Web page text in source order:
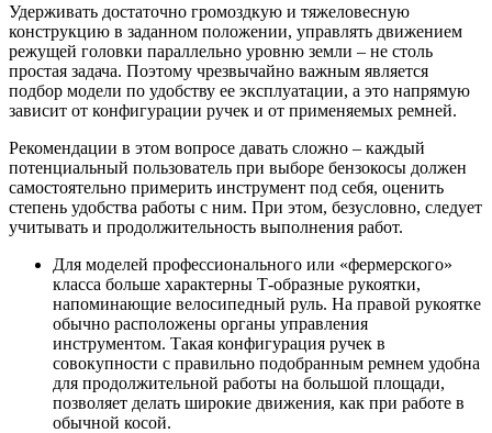
Удерживать достаточно громоздкую и тяжеловесную
конструкцию в заданном положении, управлять движением
режущей головки параллельно уровню земли – не столь
простая задача. Поэтому чрезвычайно важным является
подбор модели по удобству ее эксплуатации, а это напрямую
зависит от конфигурации ручек и от применяемых ремней.
Рекомендации в этом вопросе давать сложно – каждый
потенциальный пользователь при выборе бензокосы должен
самостоятельно примерить инструмент под себя, оценить
степень удобства работы с ним. При этом, безусловно, следует
учитывать и продолжительность выполнения работ.
Для моделей профессионального или «фермерского»
класса больше характерны Т-образные рукоятки,
напоминающие велосипедный руль. На правой рукоятке
обычно расположены органы управления
инструментом. Такая конфигурация ручек в
совокупности с правильно подобранным ремнем удобна
для продолжительной работы на большой площади,
позволяет делать широкие движения, как при работе в
обычной косой.